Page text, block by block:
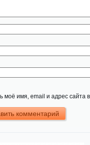
моё имя, email и адрес сайта